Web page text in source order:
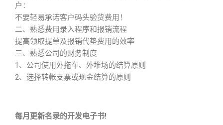
户：
不要轻易承诺客户码头验货费用！
二、熟悉费用录入程序和报销流程
提高领取提单及报销代垫费用的效率
三、熟悉公司的财务制度
1、公司使用外拖车、外堆场的结算原则
2、选择转帐支票或现金结算的原则
每月更新名录的开发电子书!